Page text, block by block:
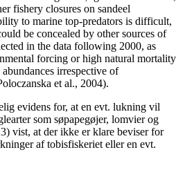
fishery closures on sandeel
to marine top-predators is difficult,
be concealed by other sources of
in the data following 2000, as
forcing or high natural mortality
irrespective of
et al., 2004).
evidens for, at en evt. lukning vil
som søpapegøjer, lomvier og
vist, at der ikke er klare beviser for
af tobisfiskeriet eller en evt.